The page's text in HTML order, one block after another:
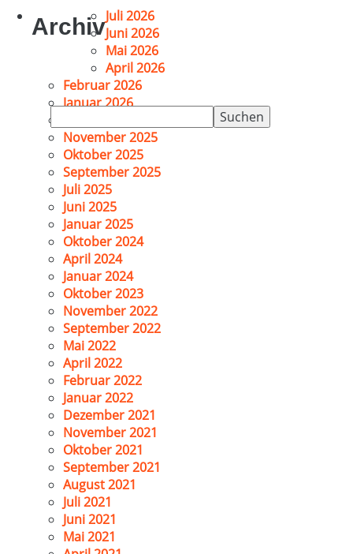
nach:
ArchivJuli 2026
Juni 2026
Mai 2026
April 2026
Februar 2026
Januar 2026
November 2025
Oktober 2025
September 2025
Juli 2025
Juni 2025
Januar 2025
Oktober 2024
April 2024
Januar 2024
Oktober 2023
November 2022
September 2022
Mai 2022
April 2022
Februar 2022
Januar 2022
Dezember 2021
November 2021
Oktober 2021
September 2021
August 2021
Juli 2021
Juni 2021
Mai 2021